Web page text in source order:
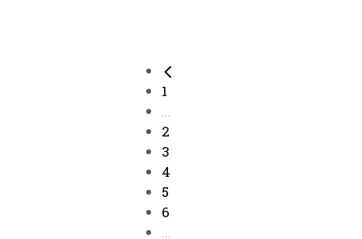
1
...
2
3
4
5
6
...